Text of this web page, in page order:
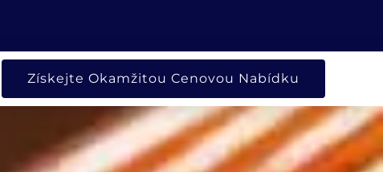
SPOLEČNOST
Získejte Okamžitou Cenovou Nabídku